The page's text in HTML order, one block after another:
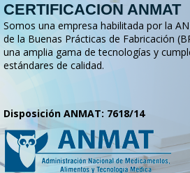
CERTIFICACION ANMAT
Somos una empresa habilitada por la
de la Buenas Prácticas de Fabricación
una amplia gama de tecnologías y
estándares de calidad.
Disposición ANMAT: 7618/14